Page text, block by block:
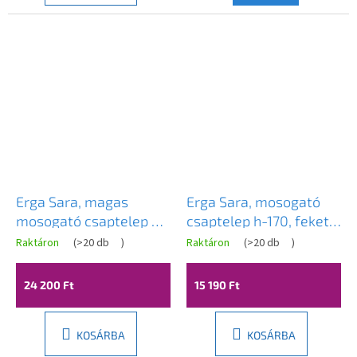
Erga Sara, magas
mosogató csaptelep h-
290, fekete matt, ERG-
YKA-BU.SARA36-BLK
Raktáron (>20 db )
24 200 Ft
KOSÁRBA
Erga Sara, mosogató
csaptelep h-170, fekete
matt, ERG-YKA-
BU.SARA24-BLK
A
termék
értékelése
5-
Raktáron (>20 db )
15 190 Ft
KOSÁRBA